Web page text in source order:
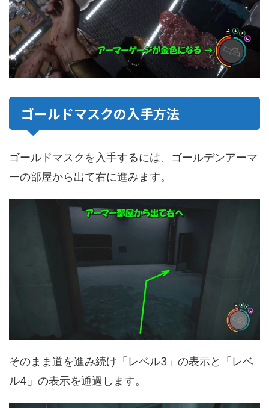
ゴールドマスクの入手方法
ゴールドマスクを入手するには、ゴールデンアーマ
ーの部屋から出て右に進みます。
そのまま道を進み続け「レベル3」の表示と「レベ
ル4」の表示を通過します。